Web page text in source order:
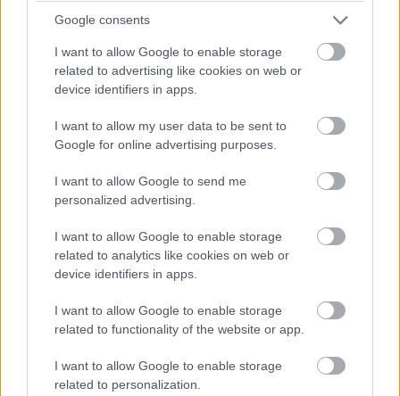
Google consents
I want to allow Google to enable storage
related to advertising like cookies on web or
device identifiers in apps.
I want to allow my user data to be sent to
Google for online advertising purposes.
I want to allow Google to send me
personalized advertising.
I want to allow Google to enable storage
related to analytics like cookies on web or
device identifiers in apps.
I want to allow Google to enable storage
related to functionality of the website or app.
I want to allow Google to enable storage
related to personalization.
mindent, de fontos jelzés lenne a fejlesztők és a
végleg maga mögött az egyik legerősebb technológiai
fegyverét.
Hivatalos termékbejelentés még nincs, ezért a Nova Lake
pontos képességeit, modelljeit és megjelenési idejét
viszont egyre valószínűbb, hogy az Intel következő nagy
kliensprocesszor-családja nemcsak több maggal és új
platformmal érkezik, hanem visszahozza azt az AVX-
512-támogatást is, amelyet a felhasználók egy része
már az Alder Lake óta hiányol.
balatoni kardioösvény (X)
4 és egy 8 km-es egészségügyi tanösvény nyílt